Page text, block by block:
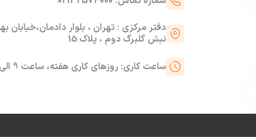
دفتر مرکزی : تهران ، بلوار دادمان،خیابان
نبش گلبرگ دوم ، پلاک 15
ساعت کاری: روزهای کاری هفته، ساعت 9 الی 17